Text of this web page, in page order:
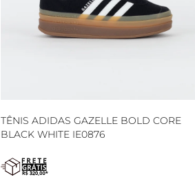
TÊNIS ADIDAS GAZELLE BOLD CORE
BLACK WHITE IE0876